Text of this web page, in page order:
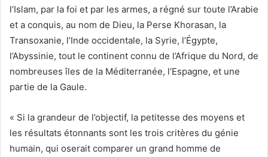
l’Islam, par la foi et par les armes, a régné sur toute l’Arabie
et a conquis, au nom de Dieu, la Perse Khorasan, la
Transoxanie, l’Inde occidentale, la Syrie, l’Égypte,
l’Abyssinie, tout le continent connu de l’Afrique du Nord, de
nombreuses îles de la Méditerranée, l’Espagne, et une
partie de la Gaule.
« Si la grandeur de l’objectif, la petitesse des moyens et
les résultats étonnants sont les trois critères du génie
humain, qui oserait comparer un grand homme de